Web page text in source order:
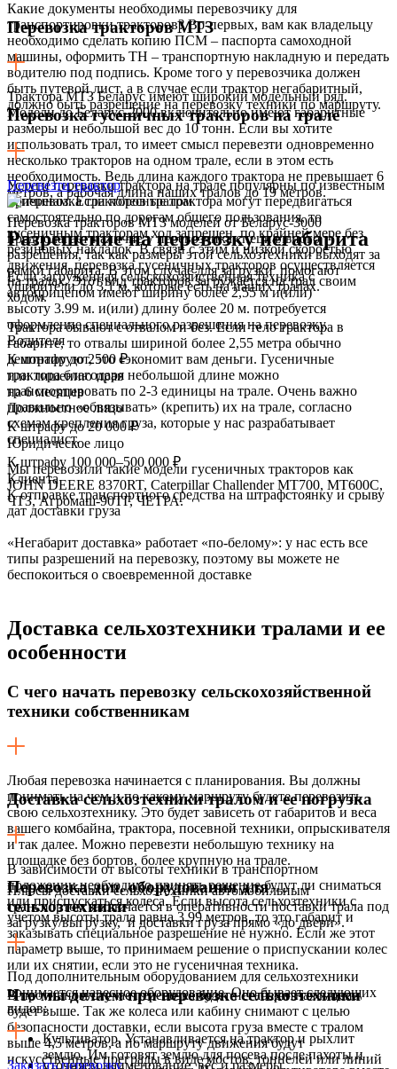
Какие документы необходимы перевозчику для
транспортировки тракторов? Во-первых, вам как владельцу
необходимо сделать копию ПСМ – паспорта самоходной
машины, оформить ТН – транспортную накладную и передать
водителю под подпись. Кроме того у перевозчика должен
быть путевой лист, а в случае если трактор негабаритный,
должно быть разрешение на перевозку техники по маршруту.
Перевозка тракторов МТЗ
Трактора МТЗ Беларус имеют широкий модельный ряд.
Модели до Беларус-2000 включительно имеют габаритные
размеры и небольшой вес до 10 тонн. Если вы хотите
использовать трал, то имеет смысл перевезти одновременно
несколько тракторов на одном трале, если в этом есть
необходимость. Ведь длина каждого трактора не превышает 6
метров, а рабочая длина наших тралов до 19 метров.
Перевозка тракторов МТЗ моделей от Беларус-3000
предполагает наличие у перевозчика специального
разрешения, так как размеры этой сельхозтехники выходят за
рамки габарита. В этом случае для загрузки помогают
уширители до 3,1 м, которые есть на наших тралах.
Перевозка гусеничных тракторов на трале
Услуги перевозки трактора на трале популярны по известным
причинам. Если колесные трактора могут передвигаться
самостоятельно по дорогам общего пользования, то
гусеничным тракторам ход запрещен, по крайней мере без
резиновых накладок. В связи с этим и низкой скоростью
движения, перевозка гусеничных тракторов осуществляется
на тралах. Этот вид тракторов загружается на трал своим
ходом.
Трактора бывают с отвалом и без. Если тело трактора в
габарите, то отвалы шириной более 2,55 метра обычно
демонтируют, это сэкономит вам деньги. Гусеничные
трактора благодаря небольшой длине можно
транспортировать по 2-3 единицы на трале. Очень важно
правильно «обвязывать» (крепить) их на трале, согласно
схемам крепления груза, которые у нас разрабатывает
специалист.
Мы перевозили такие модели гусеничных тракторов как
JOHN DEERE 8370RT, Caterpillar Challender МТ700, МТ600С,
ЧТЗ, Агромаш-90ТГ, ЧЕТРА.
Перевезти трактор
Разрешение на перевозку негабарита
Если загруженная сельскохозяйственная техника с
автоприцепом имеют ширину более 2,55 м и(или)
высоту 3.99 м. и(или) длину более 20 м. потребуется
оформление специального разрешения на перевозку.
Водителя
К штрафу до 2500 ₽
или лишению прав
на 6 месяцев
Должностное лицо
К штрафу до 20 000 ₽
Юридическое лицо
К штрафу 100 000–500 000 ₽
Клиента
К отправке транспортного средства на штрафстоянку и срыву
дат доставки груза
«Негабарит доставка» работает «по-белому»: у нас есть все
типы разрешений на перевозку, поэтому вы можете не
беспокоиться о своевременной доставке
Доставка сельхозтехники тралами и ее
особенности
С чего начать перевозку сельскохозяйственной
техники собственникам
Любая перевозка начинается с планирования. Вы должны
понимать на чем и по какому маршруту будете перевозить
свою сельхозтехнику. Это будет зависеть от габаритов и веса
вашего комбайна, трактора, посевной техники, опрыскивателя
и так далее. Можно перевезти небольшую технику на
площадке без бортов, более крупную на трале.
Плюсы доставки сельхозтехники автомобильным
транспортом заключается в оперативности поставки трала под
загрузку/выгрузку, и доставки груза прямо «до двери».
Доставка сельхозтехники тралом и ее погрузка
В зависимости от высоты техники в транспортном
положении необходимо принять решение будут ли сниматься
или приспускаться колеса. Если высота сельхозтехники с
учетом высоты трала равна 3.99 метров, то это габарит и
заказывать специальное разрешение не нужно. Если же этот
параметр выше, то принимаем решение о приспускании колес
или их снятии, если это не гусеничная техника.
В противном случае перевозка будет негабаритная и цена
будет выше. Так же колеса или кабину снимают с целью
безопасности доставки, если высота груза вместе с тралом
выше 4,5 метров, а по маршруту движения будут
искусственные преграды в виде мостов, тоннелей или линий
Перевозка доп. оборудования для
сельхозтехники
Под дополнительным оборудованием для сельхозтехники
понимается навесное оборудование. Оно бывает следующих
видов:
Культиватор. Устанавливается на трактор и рыхлит
землю. Им готовят землю для посева после пахоты и
Что мы делаем при перевозке сельхозтехники
уточняем наименование, вес и размеры
Заказать перевозку